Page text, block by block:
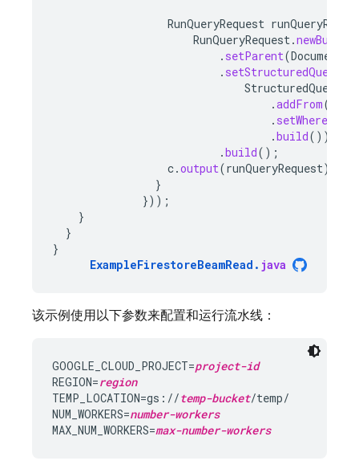
RunQueryRequest
RunQueryRequest.
. setParent(
. setStructuredQuery
StructuredQuery
.addFrom(
. setWhere
.build())
.build();
c.output(runQueryRequest);
}
}));
}
}
}
ExampleFirestoreBeamRead . java
该示例使用以下参数来配置和运行流水线：
GOOGLE_CLOUD_PROJECT=project-id
REGION=region
TEMP_LOCATION=gs://temp-bucket/temp/
NUM_WORKERS=number-workers
MAX_NUM_WORKERS=max-number-workers